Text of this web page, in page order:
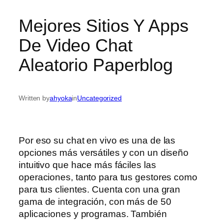
Mejores Sitios Y Apps
De Video Chat
Aleatorio Paperblog
Written byahyokainUncategorized
Por eso su chat en vivo es una de las
opciones más versátiles y con un diseño
intuitivo que hace más fáciles las
operaciones, tanto para tus gestores como
para tus clientes. Cuenta con una gran
gama de integración, con más de 50
aplicaciones y programas. También